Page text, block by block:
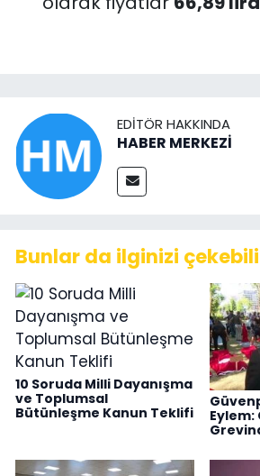
EDITÖR HAKKINDA
HABER MERKEZİ
Bunlar da ilginizi
10 Soruda Milli Dayanışma
ve Toplumsal
Bütünleşme Kanun Teklifi
Eylem: